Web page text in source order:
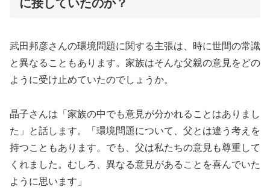
に接していたのか？
武田邦彦さんの環境問題に関する主張は、時に世間の常識
と異なることもあります。家族はそんな父親の意見をどの
ように受け止めていたのでしょうか。
晶子さんは「家族の中でも意見が分かれることはありまし
た」と話します。「環境問題について、父とは違う考えを
持つこともあります。でも、父は私たちの意見も尊重して
くれました。むしろ、異なる意見があることを喜んでいた
ように思います」